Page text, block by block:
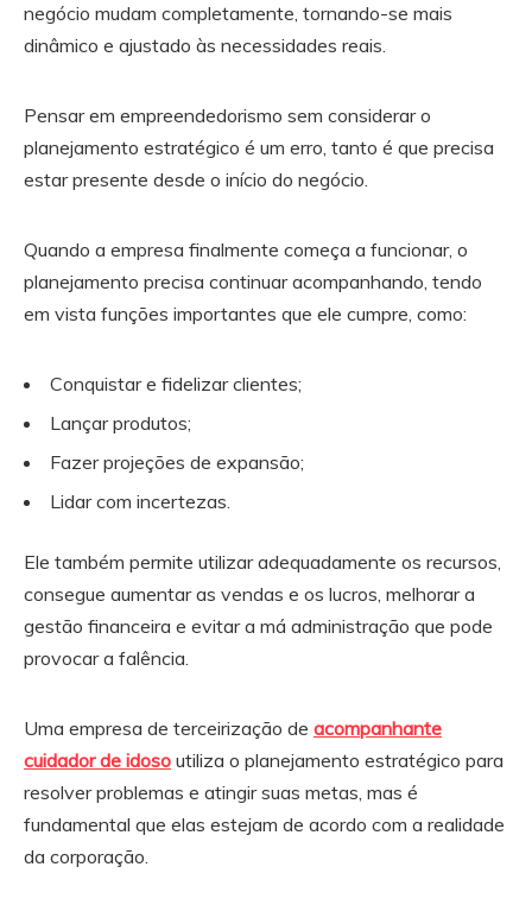
negócio mudam completamente, tornando-se mais
dinâmico e ajustado às necessidades reais.
Pensar em empreendedorismo sem considerar o
planejamento estratégico é um erro, tanto é que precisa
estar presente desde o início do negócio.
Quando a empresa finalmente começa a funcionar, o
planejamento precisa continuar acompanhando, tendo
em vista funções importantes que ele cumpre, como:
Conquistar e fidelizar clientes;
Lançar produtos;
Fazer projeções de expansão;
Lidar com incertezas.
Ele também permite utilizar adequadamente os recursos,
consegue aumentar as vendas e os lucros, melhorar a
gestão financeira e evitar a má administração que pode
provocar a falência.
Uma empresa de terceirização de acompanhante
cuidador de idoso utiliza o planejamento estratégico para
resolver problemas e atingir suas metas, mas é
fundamental que elas estejam de acordo com a realidade
da corporação.